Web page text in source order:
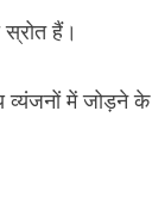
हैं।
में जोड़ने के